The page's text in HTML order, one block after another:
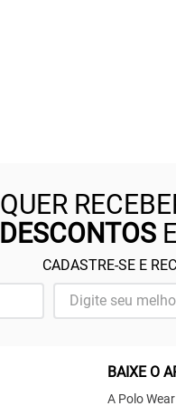
QUER
DESCONTOS
CADASTRE-SE E
BAIXE O
A Polo